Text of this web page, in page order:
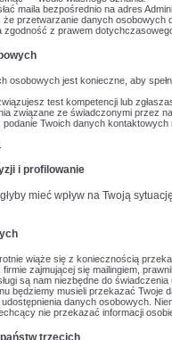
maila bezpośrednio na adres
przetwarzanie danych osobowych
zgodność z prawem
jest konieczne, aby
test kompetencji lub
związane ze świadczonymi przez
Twoich danych
i profilowanie
mieć wpływ na Twoją
wiąże się z koniecznością
zajmującej się mailingiem,
są nam niezbędne do świadczenia
będziemy musieli przekazać Twoje
danych osobowych.
nie przekazać informacji
trzecich